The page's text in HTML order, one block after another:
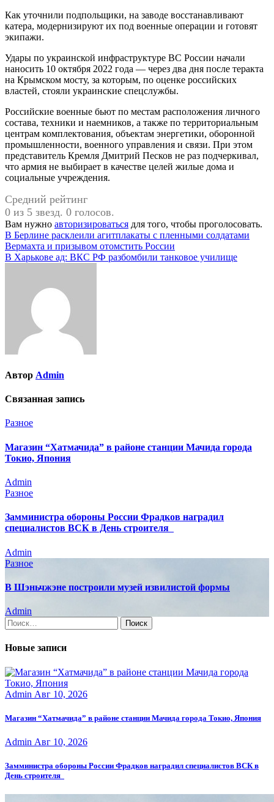
Как уточнили подпольщики, на заводе восстанавливают
катера, модернизируют их под военные операции и готовят
экипажи.
Удары по украинской инфраструктуре ВС России начали
наносить 10 октября 2022 года — через два дня после теракта
на Крымском мосту, за которым, по оценке российских
властей, стояли украинские спецслужбы.
Российские военные бьют по местам расположения личного
состава, техники и наемников, а также по территориальным
центрам комплектования, объектам энергетики, оборонной
промышленности, военного управления и связи. При этом
представитель Кремля Дмитрий Песков не раз подчеркивал,
что армия не выбирает в качестве целей жилые дома и
социальные учреждения.
Средний рейтинг
0 из 5 звезд. 0 голосов.
Вам нужно авторизироваться для того, чтобы проголосовать.
Навигация
по
В Берлине расклеили агитплакаты с пленными солдатами
Вермахта и призывом отомстить России
В Харькове ад: ВКС РФ разбомбили танковое училище
Автор Admin
Связанная запись
Разное
Магазин “Хатмачида” в районе станции Мачида города
Токио, Япония
Admin
Разное
Замминистра обороны России Фрадков наградил
специалистов ВСК в День строителя
Admin
Разное
В Шэньчжэне построили музей извилистой формы
Admin
Найти:
Новые записи
Admin Авг 10, 2026
Магазин “Хатмачида” в районе станции Мачида города Токио, Япония
Admin Авг 10, 2026
Замминистра обороны России Фрадков наградил специалистов ВСК в
День строителя